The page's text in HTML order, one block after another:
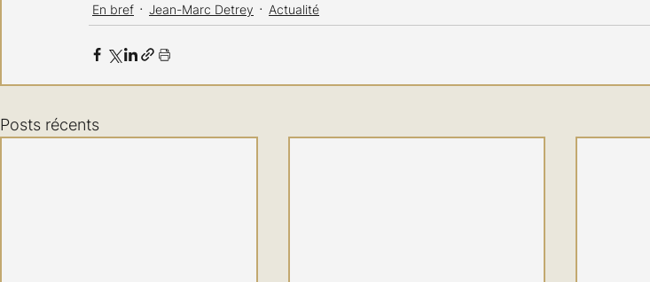
En bref Jean-Marc Detrey Actualité
Posts récents